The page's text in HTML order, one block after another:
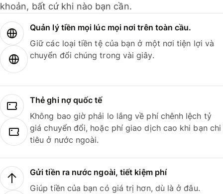
khoản, bất cứ khi nào bạn cần.
Quản lý tiền mọi lúc mọi nơi trên toàn cầu.
Giữ các loại tiền tệ của bạn ở một nơi tiện lợi và
chuyển đổi chúng trong vài giây.
Thẻ ghi nợ quốc tế
Không bao giờ phải lo lắng về phí chênh lệch tỷ
giá chuyển đổi, hoặc phí giao dịch cao khi bạn chi
tiêu ở nước ngoài.
Gửi tiền ra nước ngoài, tiết kiệm phí
Giúp tiền của bạn có giá trị hơn, dù là ở đâu.